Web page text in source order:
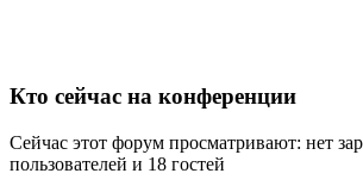
Кто сейчас на конференции
Сейчас этот форум просматривают: нет
пользователей и 18 гостей